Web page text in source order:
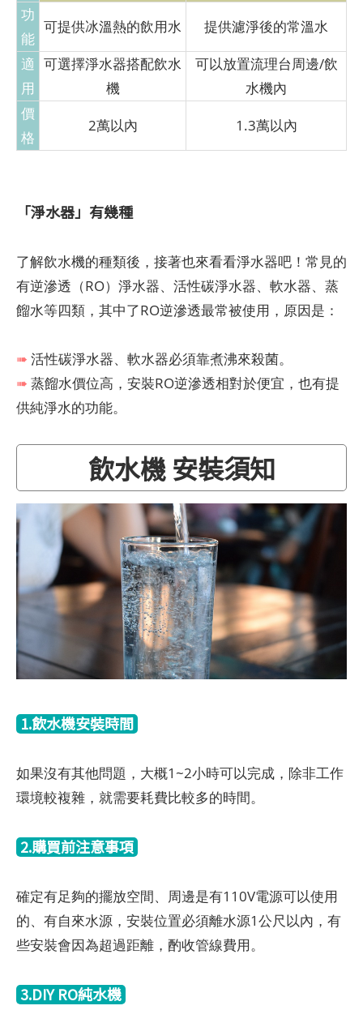
功
能
可提供冰溫熱的飲用水
提供濾淨後的常溫水
適
用
可選擇淨水器搭配飲水
機
可以放置流理台周邊/飲
水機內
價
格
2萬以內 1.3萬以內
「淨水器」有幾種
了解飲水機的種類後，接著也來看看淨水器吧！常見的
有逆滲透（RO）淨水器、活性碳淨水器、軟水器、蒸
餾水等四類，其中了RO逆滲透最常被使用，原因是：
➠ 活性碳淨水器、軟水器必須靠煮沸來殺菌。
➠ 蒸餾水價位高，安裝RO逆滲透相對於便宜，也有提
供純淨水的功能。
飲水機 安裝須知
1.飲水機安裝時間
如果沒有其他問題，大概1~2小時可以完成，除非工作
環境較複雜，就需要耗費比較多的時間。
2.購買前注意事項
確定有足夠的擺放空間、周邊是有110V電源可以使用
的、有自來水源，安裝位置必須離水源1公尺以內，有
些安裝會因為超過距離，酌收管線費用。
3.DIY RO純水機